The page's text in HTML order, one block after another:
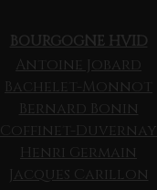
BOURGOGNE HVID
Antoine Jobard
Bachelet-Monnot
Bernard Bonin
Coffinet-Duvernay
Henri Germain
Jacques Carillon